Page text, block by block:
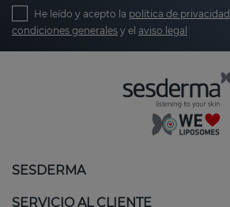
He leído y acepto la política de privacidad
condiciones generales y el aviso legal
SESDERMA
SERVICIO AL CLIENTE